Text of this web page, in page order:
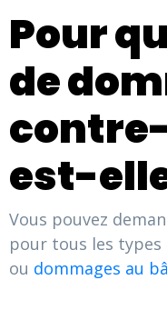
Pour
de
est-
Vous pouvez
pour tous les types
ou dommages au